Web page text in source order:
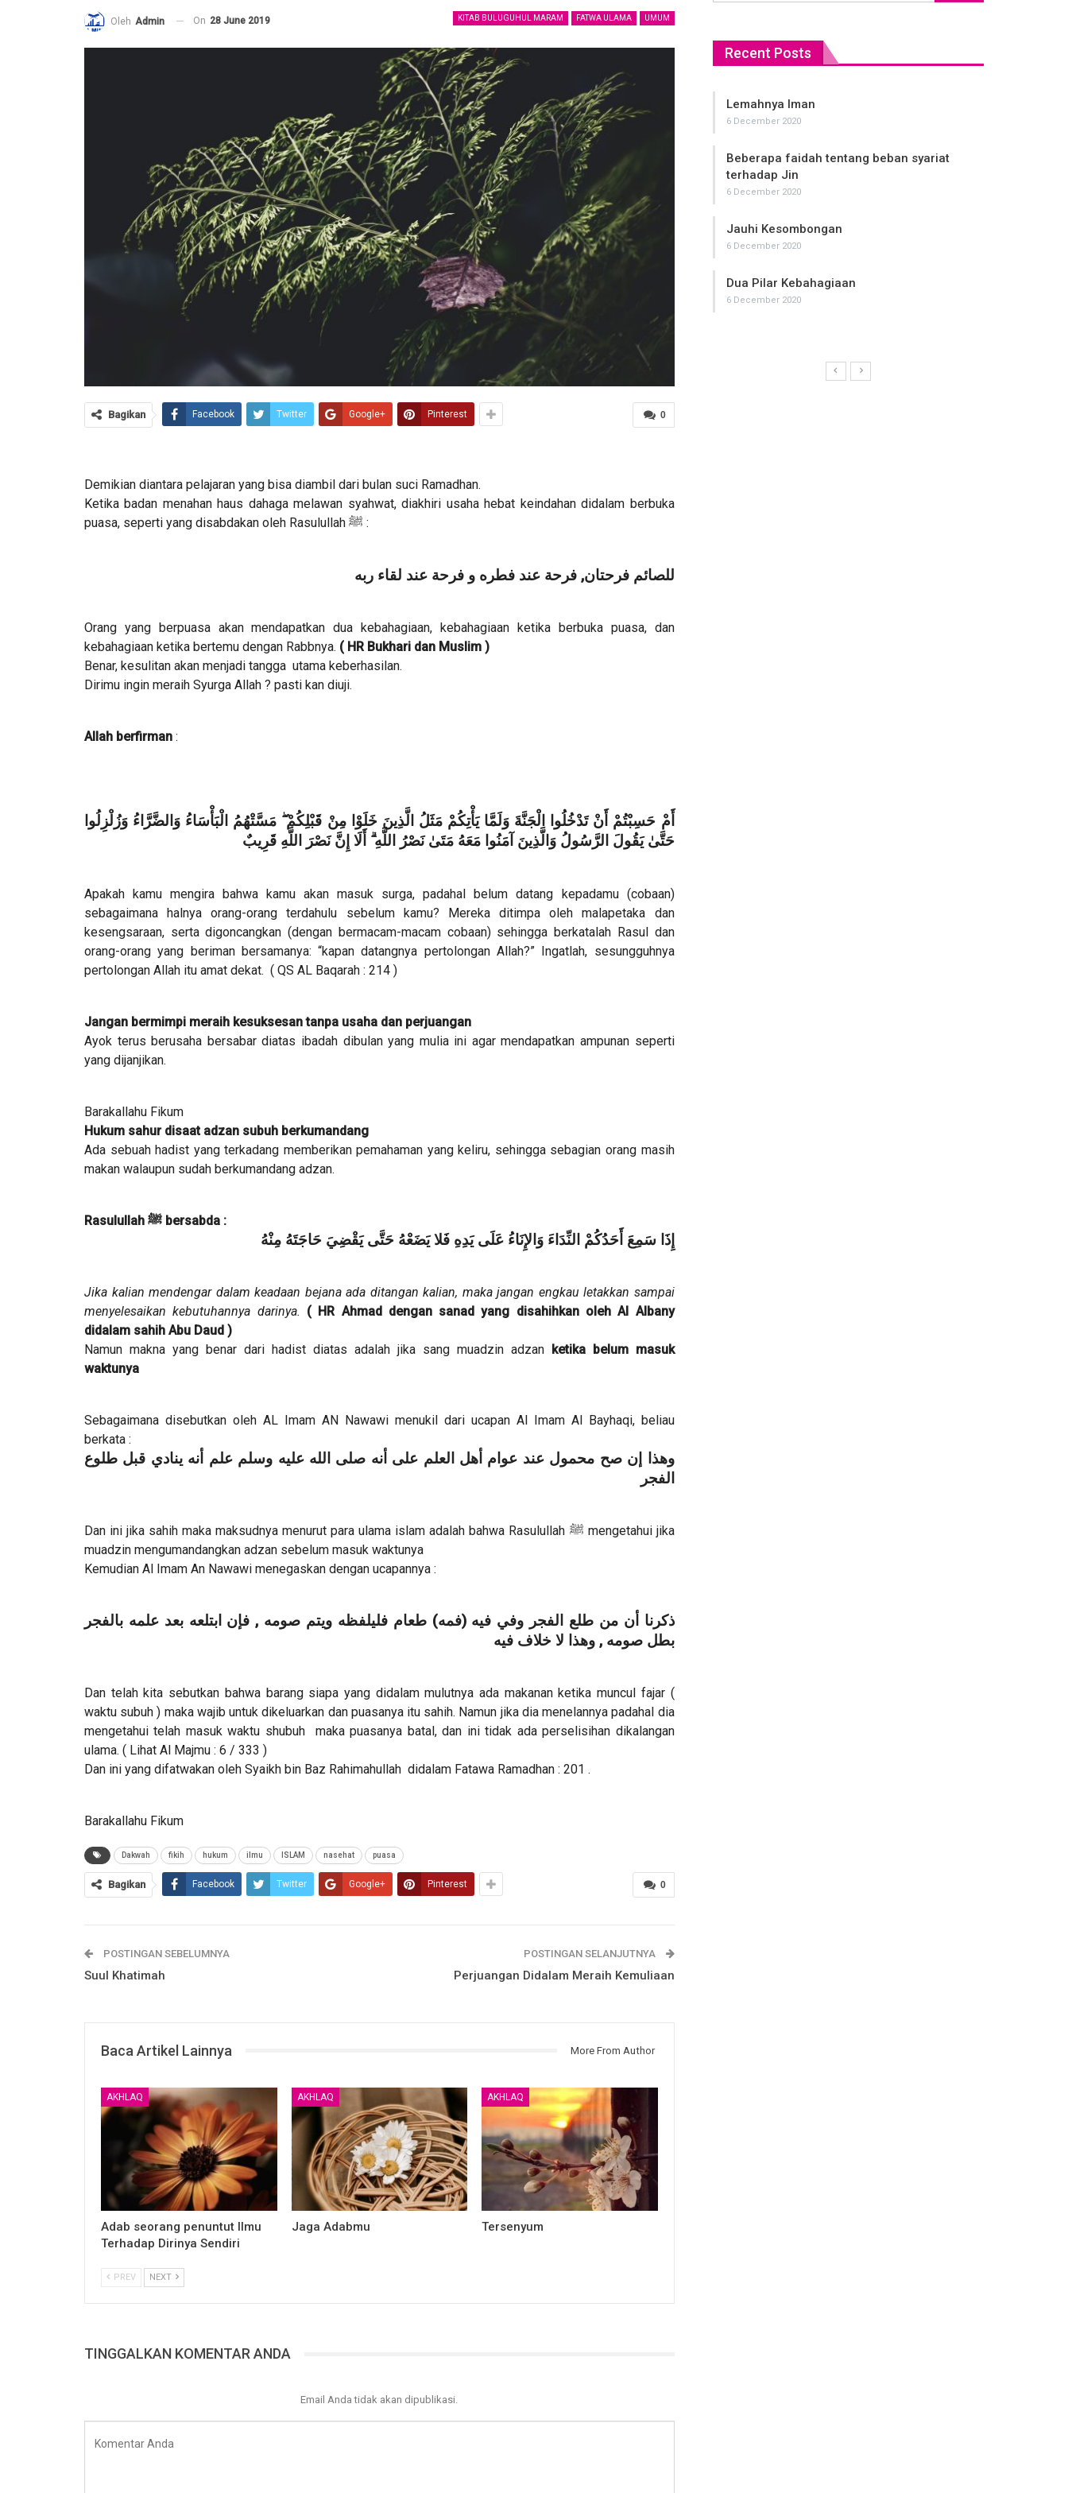
KITAB BULUGUHUL MARAM FATWA ULAMA UMUM
Oleh Admin On 28 June 2019
0
Bagikan Facebook Twitter Google+ Pinterest
Demikian diantara pelajaran yang bisa diambil dari bulan suci Ramadhan.
Ketika badan menahan haus dahaga melawan syahwat, diakhiri usaha hebat keindahan didalam berbuka
puasa, seperti yang disabdakan oleh Rasulullah ﷺ :
للصائم فرحتان, فرحة عند فطره و فرحة عند لقاء ربه
Orang yang berpuasa akan mendapatkan dua kebahagiaan, kebahagiaan ketika berbuka puasa, dan
kebahagiaan ketika bertemu dengan Rabbnya. ( HR Bukhari dan Muslim )
Benar, kesulitan akan menjadi tangga utama keberhasilan.
Dirimu ingin meraih Syurga Allah ? pasti kan diuji.
Allah berfirman :
أَمْ حَسِبْتُمْ أَنْ تَدْخُلُوا الْجَنَّةَ وَلَمَّا يَأْتِكُمْ مَثَلُ الَّذِينَ خَلَوْا مِنْ قَبْلِكُمْ ۖ مَسَّتْهُمُ الْبَأْسَاءُ وَالضَّرَّاءُ وَزُلْزِلُوا
حَتَّىٰ يَقُولَ الرَّسُولُ وَالَّذِينَ آمَنُوا مَعَهُ مَتَىٰ نَصْرُ اللَّهِ ۗ أَلَا إِنَّ نَصْرَ اللَّهِ قَرِيبٌ
Apakah kamu mengira bahwa kamu akan masuk surga, padahal belum datang kepadamu (cobaan)
sebagaimana halnya orang-orang terdahulu sebelum kamu? Mereka ditimpa oleh malapetaka dan
kesengsaraan, serta digoncangkan (dengan bermacam-macam cobaan) sehingga berkatalah Rasul dan
orang-orang yang beriman bersamanya: “kapan datangnya pertolongan Allah?” Ingatlah, sesungguhnya
pertolongan Allah itu amat dekat. ( QS AL Baqarah : 214 )
Jangan bermimpi meraih kesuksesan tanpa usaha dan perjuangan
Ayok terus berusaha bersabar diatas ibadah dibulan yang mulia ini agar mendapatkan ampunan seperti
yang dijanjikan.
Barakallahu Fikum
Hukum sahur disaat adzan subuh berkumandang
Ada sebuah hadist yang terkadang memberikan pemahaman yang keliru, sehingga sebagian orang masih
makan walaupun sudah berkumandang adzan.
Rasulullah ﷺ bersabda :
إِذَا سَمِعَ أَحَدُكُمْ النِّدَاءَ وَالإِنَاءُ عَلَى يَدِهِ فَلا يَضَعْهُ حَتَّى يَقْضِيَ حَاجَتَهُ مِنْهُ
Jika kalian mendengar dalam keadaan bejana ada ditangan kalian, maka jangan engkau letakkan sampai
menyelesaikan kebutuhannya darinya. ( HR Ahmad dengan sanad yang disahihkan oleh Al Albany
didalam sahih Abu Daud )
Namun makna yang benar dari hadist diatas adalah jika sang muadzin adzan ketika belum masuk
waktunya
Sebagaimana disebutkan oleh AL Imam AN Nawawi menukil dari ucapan Al Imam Al Bayhaqi, beliau
berkata :
وهذا إن صح محمول عند عوام أهل العلم على أنه صلى الله عليه وسلم علم أنه ينادي قبل طلوع
الفجر
Dan ini jika sahih maka maksudnya menurut para ulama islam adalah bahwa Rasulullah ﷺ mengetahui jika
muadzin mengumandangkan adzan sebelum masuk waktunya
Kemudian Al Imam An Nawawi menegaskan dengan ucapannya :
ذكرنا أن من طلع الفجر وفي فيه (فمه) طعام فليلفظه ويتم صومه , فإن ابتلعه بعد علمه بالفجر
بطل صومه , وهذا لا خلاف فيه
Dan telah kita sebutkan bahwa barang siapa yang didalam mulutnya ada makanan ketika muncul fajar (
waktu subuh ) maka wajib untuk dikeluarkan dan puasanya itu sahih. Namun jika dia menelannya padahal dia
mengetahui telah masuk waktu shubuh maka puasanya batal, dan ini tidak ada perselisihan dikalangan
ulama. ( Lihat Al Majmu : 6 / 333 )
Dan ini yang difatwakan oleh Syaikh bin Baz Rahimahullah didalam Fatawa Ramadhan : 201 .
Barakallahu Fikum
Dakwah fikih hukum ilmu ISLAM nasehat puasa
0
Bagikan Facebook Twitter Google+ Pinterest
POSTINGAN SEBELUMNYA
Suul Khatimah
POSTINGAN SELANJUTNYA
Perjuangan Didalam Meraih Kemuliaan
Baca Artikel Lainnya More From Author
AKHLAQ
Adab seorang penuntut Ilmu
Terhadap Dirinya Sendiri
AKHLAQ
Jaga Adabmu
AKHLAQ
Tersenyum
PREV NEXT
TINGGALKAN KOMENTAR ANDA
Email Anda tidak akan dipublikasi.
Recent Posts
Telusuri jalan Ilmu Agama, karena itu jalan
Syurga
5 December 2021
Bahaya Dosa Riya
5 December 2021
Adab seorang penuntut Ilmu Terhadap
Dirinya Sendiri
21 May 2021
Kenali Saudaramu
21 May 2021
Jaga Adabmu
6 December 2020
Tersenyum
6 December 2020
Khasyatullah
6 December 2020
Lemahnya Iman
6 December 2020
Beberapa faidah tentang beban syariat
terhadap Jin
6 December 2020
Jauhi Kesombongan
6 December 2020
Dua Pilar Kebahagiaan
6 December 2020